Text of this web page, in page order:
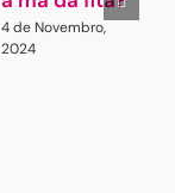
4 de Novembro,
2024